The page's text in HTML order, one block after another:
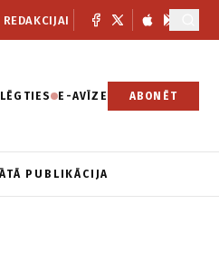
E-AVĪZE ABONĒT
PUBLIKĀCIJA